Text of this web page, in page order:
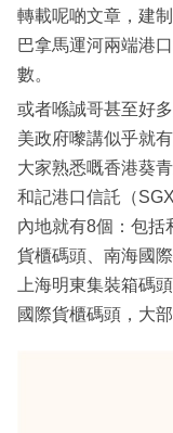
轉載呢啲文章，建
巴拿馬運河兩端港
數。
或者喺誠哥甚至好
美政府嚟講似乎就
大家熟悉嘅香港葵
和記港口信託（
內地就有8個：包括
貨櫃碼頭、南海國
上海明東集裝箱碼
國際貨櫃碼頭，大